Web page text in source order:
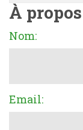
À
Nom:
Email: